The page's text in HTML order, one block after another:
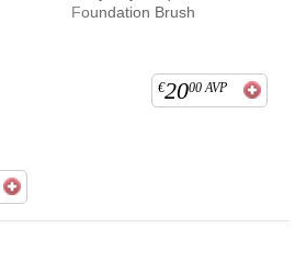
Foundation Brush
€2000 AVP